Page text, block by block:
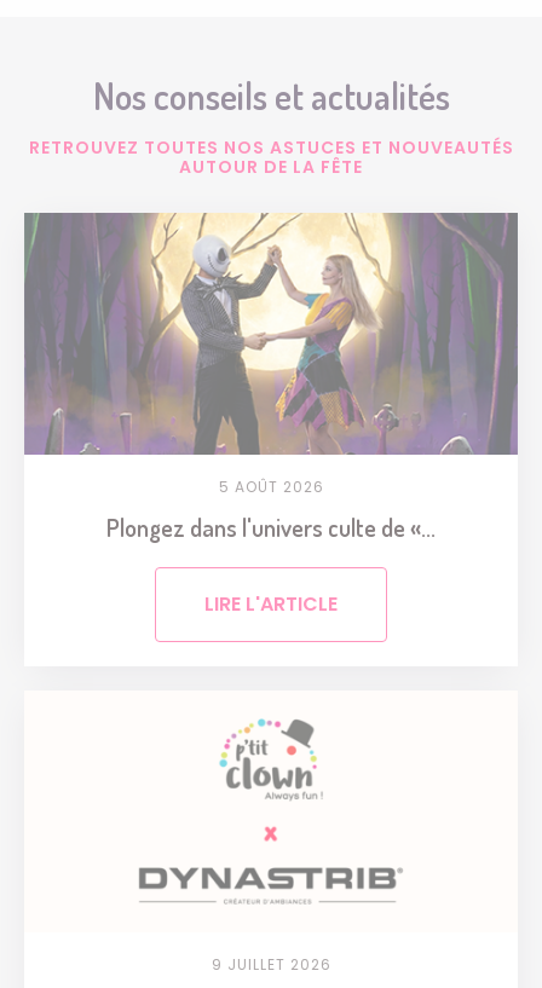
Nos conseils et actualités
RETROUVEZ TOUTES NOS ASTUCES ET NOUVEAUTÉS
AUTOUR DE LA FÊTE
5 AOÛT 2026
Plongez dans l'univers culte de «...
LIRE L'ARTICLE
9 JUILLET 2026